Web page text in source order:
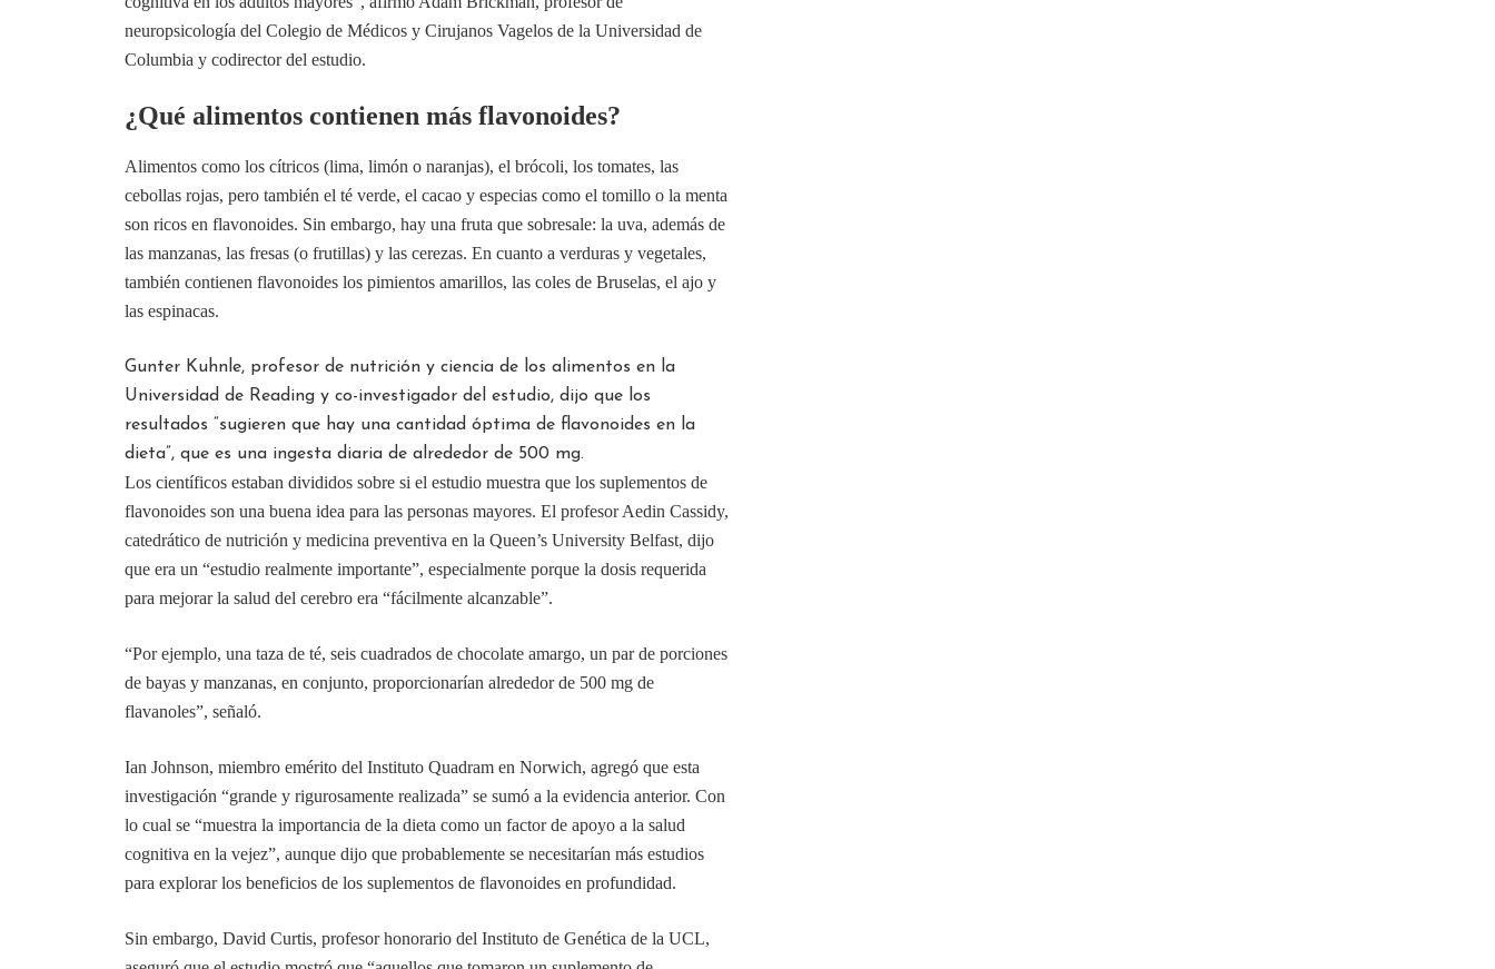
neuropsicología del Colegio de Médicos y Cirujanos Vagelos de la Universidad de
Columbia y codirector del estudio.
¿Qué alimentos contienen más flavonoides?
Alimentos como los cítricos (lima, limón o naranjas), el brócoli, los tomates, las
cebollas rojas, pero también el té verde, el cacao y especias como el tomillo o la menta
son ricos en flavonoides. Sin embargo, hay una fruta que sobresale: la uva, además de
las manzanas, las fresas (o frutillas) y las cerezas. En cuanto a verduras y vegetales,
también contienen flavonoides los pimientos amarillos, las coles de Bruselas, el ajo y
las espinacas.
Gunter Kuhnle, profesor de nutrición y ciencia de los alimentos en la
Universidad de Reading y co-investigador del estudio, dijo que los
resultados “sugieren que hay una cantidad óptima de flavonoides en la
dieta”, que es una ingesta diaria de alrededor de 500 mg.
Los científicos estaban divididos sobre si el estudio muestra que los suplementos de
flavonoides son una buena idea para las personas mayores. El profesor Aedin Cassidy,
catedrático de nutrición y medicina preventiva en la Queen’s University Belfast, dijo
que era un “estudio realmente importante”, especialmente porque la dosis requerida
para mejorar la salud del cerebro era “fácilmente alcanzable”.
“Por ejemplo, una taza de té, seis cuadrados de chocolate amargo, un par de porciones
de bayas y manzanas, en conjunto, proporcionarían alrededor de 500 mg de
flavanoles”, señaló.
Ian Johnson, miembro emérito del Instituto Quadram en Norwich, agregó que esta
investigación “grande y rigurosamente realizada” se sumó a la evidencia anterior. Con
lo cual se “muestra la importancia de la dieta como un factor de apoyo a la salud
cognitiva en la vejez”, aunque dijo que probablemente se necesitarían más estudios
para explorar los beneficios de los suplementos de flavonoides en profundidad.
Sin embargo, David Curtis, profesor honorario del Instituto de Genética de la UCL,